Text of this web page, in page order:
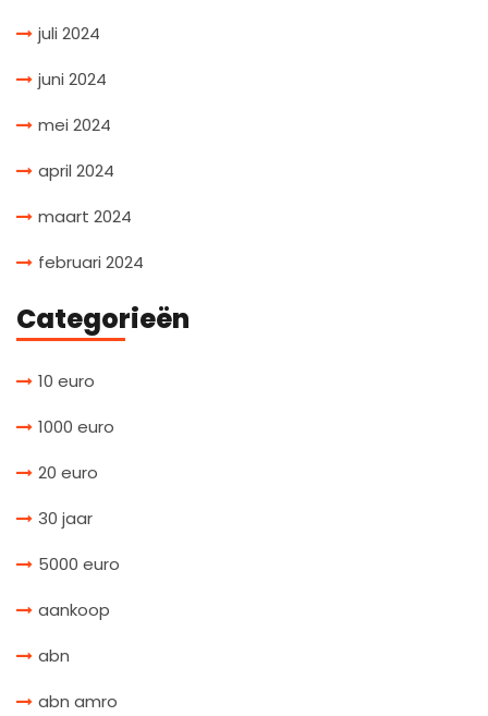
juli 2024
juni 2024
mei 2024
april 2024
maart 2024
februari 2024
Categorieën
10 euro
1000 euro
20 euro
30 jaar
5000 euro
aankoop
abn
abn amro